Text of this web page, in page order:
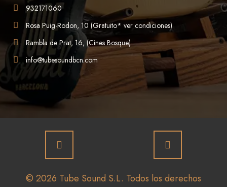
932171060
Rosa Puig-Rodon, 10 (Gratuito* ver condiciones)
Rambla de Prat, 16, (Cines Bosque)
info@tubesoundbcn.com
© 2026 Tube Sound S.L. Todos los derechos